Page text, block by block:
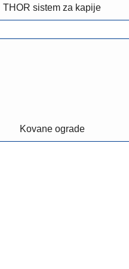
THOR sistem za kapije
Kovane ograde